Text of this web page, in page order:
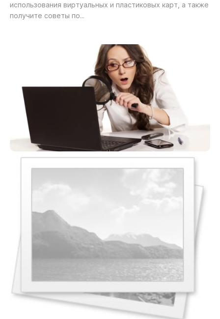
использования виртуальных и пластиковых карт, а также
получите советы по...